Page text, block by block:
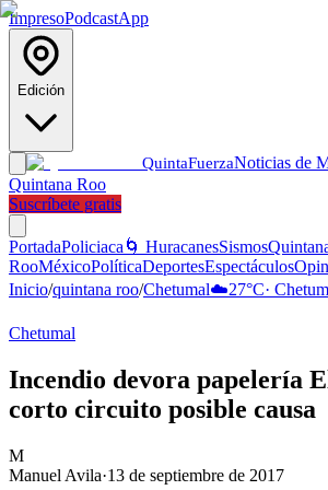
ImpresoPodcastApp
Edición
QuintaFuerzaNoticias de
Quintana Roo
Suscríbete gratis
PortadaPoliciaca 🌀 HuracanesSismos
RooMéxicoPolíticaDeportesEspectáculos
Inicio/quintana roo/Chetumal☁️27°C·
Chetumal
Incendio devora papelería
corto circuito posible causa
M
Manuel Avila·13 de septiembre de 2017